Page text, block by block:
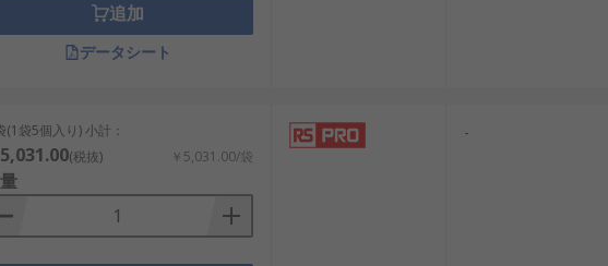
。
追加
データシート
(1袋5個入り) 小計：
(税抜) ￥5,031.00/袋
-